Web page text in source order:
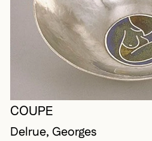
COUPE
Delrue, Georges